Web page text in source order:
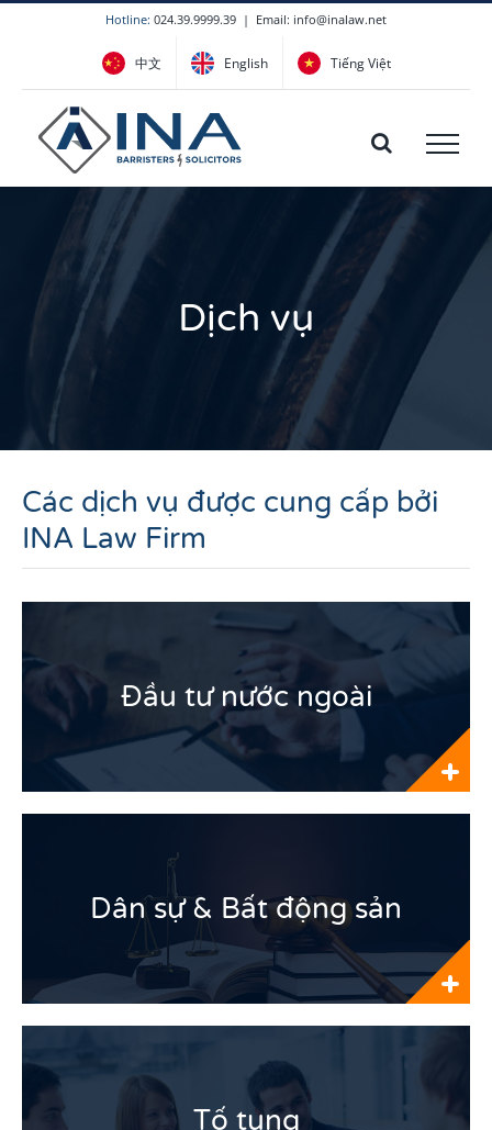
Hotline: 024.39.9999.39 | Email: info@inalaw.net
中文 English Tiếng Việt
Dịch vụ
Các dịch vụ được cung cấp bởi
INA Law Firm
Đầu tư nước ngoài
Dân sự & Bất động sản
Tố tụng